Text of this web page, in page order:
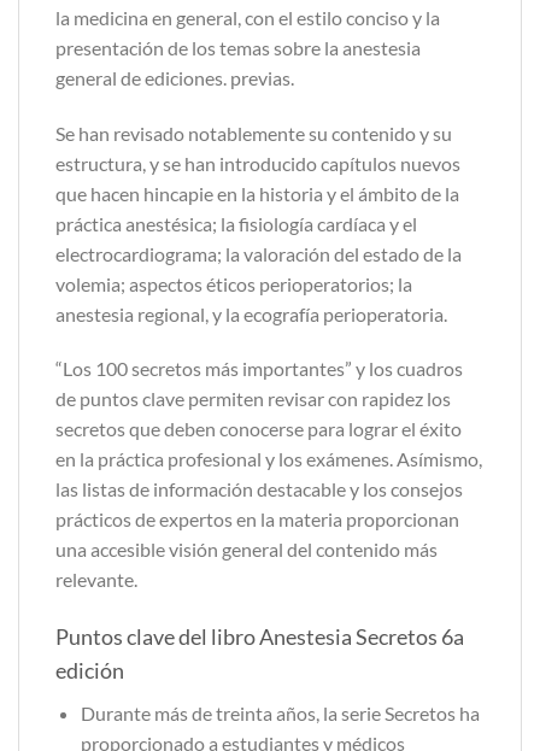
la medicina en general, con el estilo conciso y la
presentación de los temas sobre la anestesia
general de ediciones. previas.
Se han revisado notablemente su contenido y su
estructura, y se han introducido capítulos nuevos
que hacen hincapie en la historia y el ámbito de la
práctica anestésica; la fisiología cardíaca y el
electrocardiograma; la valoración del estado de la
volemia; aspectos éticos perioperatorios; la
anestesia regional, y la ecografía perioperatoria.
“Los 100 secretos más importantes” y los cuadros
de puntos clave permiten revisar con rapidez los
secretos que deben conocerse para lograr el éxito
en la práctica profesional y los exámenes. Asímismo,
las listas de información destacable y los consejos
prácticos de expertos en la materia proporcionan
una accesible visión general del contenido más
relevante.
Puntos clave del libro Anestesia Secretos 6a
edición
Durante más de treinta años, la serie Secretos ha
proporcionado a estudiantes y médicos